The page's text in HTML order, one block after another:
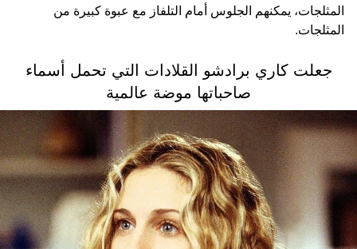
المثلجات، يمكنهم الجلوس أمام التلفاز مع عبوة كبيرة من
المثلجات.
جعلت كاري برادشو القلادات التي تحمل أسماء
صاحباتها موضة عالمية